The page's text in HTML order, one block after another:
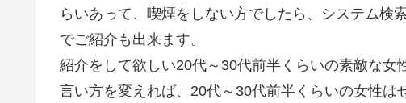
らいあって、喫煙をしない方でしたら、システム検
でご紹介も出来ます。
紹介をして欲しい20代～30代前半くらいの素敵な女
言い方を変えれば、20代～30代前半くらいの女性